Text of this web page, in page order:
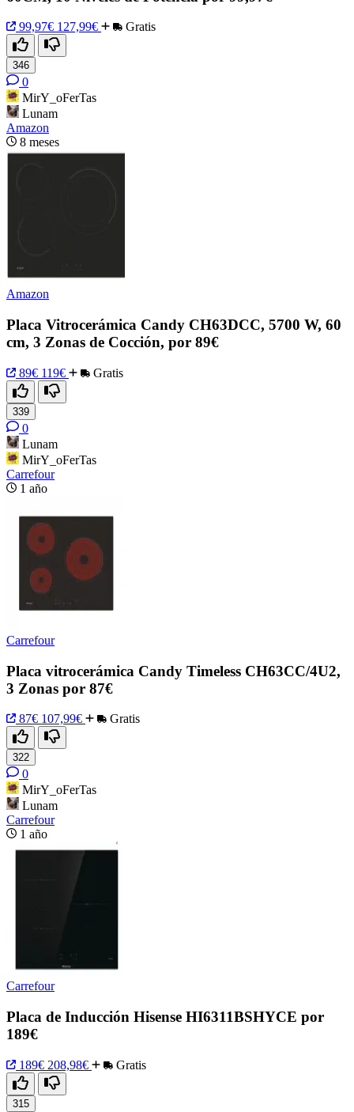
99,97€ 127,99€ Gratis
346
0
MirY_oFerTas
Lunam
Amazon
8 meses
Amazon
Placa Vitrocerámica Candy CH63DCC, 5700 W, 60
cm, 3 Zonas de Cocción, por 89€
89€ 119€ Gratis
339
0
Lunam
MirY_oFerTas
Carrefour
1 año
Carrefour
Placa vitrocerámica Candy Timeless CH63CC/4U2,
3 Zonas por 87€
87€ 107,99€ Gratis
322
0
MirY_oFerTas
Lunam
Carrefour
1 año
Carrefour
Placa de Inducción Hisense HI6311BSHYCE por
189€
189€ 208,98€ Gratis
315